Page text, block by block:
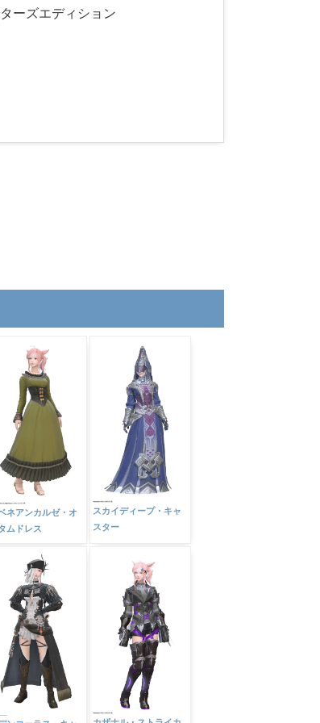
ーズエディション
ネアンカルゼ・オ
ムドレス
スカイディープ・キャ
スター